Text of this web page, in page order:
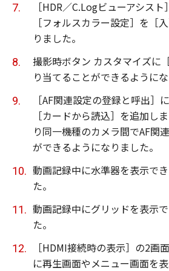
［HDR／C.Logビューアシスト
［フォルスカラー設定］を［
りました。
撮影時ボタン カスタマイズに
り当てることができるようにな
［AF関連設定の登録と呼出］
［カードから読込］を追加し
り同一機種のカメラ間でAF関
ができるようになりました。
動画記録中に水準器を表示で
た。
動画記録中にグリッドを表示
た。
［HDMI接続時の表示］の2画
に再生画面やメニュー画面を